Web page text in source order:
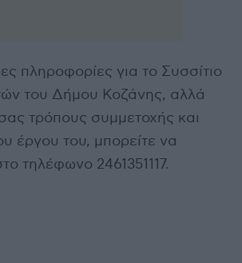
πληροφορίες για το Συσσίτιο
του Δήμου Κοζάνης, αλλά
τρόπους συμμετοχής και
έργου του, μπορείτε να
τηλέφωνο 2461351117.